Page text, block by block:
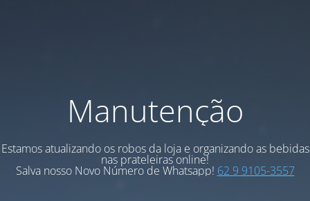
Manutenção
Estamos atualizando os robos da loja e organizando as bebidas
nas prateleiras online!
Salva nosso Novo Número de Whatsapp! 62 9 9105-3557